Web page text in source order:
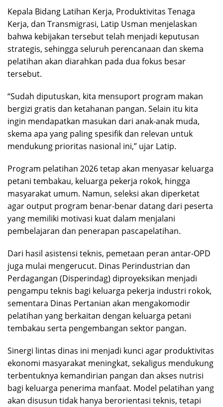
Kepala Bidang Latihan Kerja, Produktivitas Tenaga
Kerja, dan Transmigrasi, Latip Usman menjelaskan
bahwa kebijakan tersebut telah menjadi keputusan
strategis, sehingga seluruh perencanaan dan skema
pelatihan akan diarahkan pada dua fokus besar
tersebut.
“Sudah diputuskan, kita mensuport program makan
bergizi gratis dan ketahanan pangan. Selain itu kita
ingin mendapatkan masukan dari anak-anak muda,
skema apa yang paling spesifik dan relevan untuk
mendukung prioritas nasional ini,” ujar Latip.
Program pelatihan 2026 tetap akan menyasar keluarga
petani tembakau, keluarga pekerja rokok, hingga
masyarakat umum. Namun, seleksi akan diperketat
agar output program benar-benar datang dari peserta
yang memiliki motivasi kuat dalam menjalani
pembelajaran dan penerapan pascapelatihan.
Dari hasil asistensi teknis, pemetaan peran antar-OPD
juga mulai mengerucut. Dinas Perindustrian dan
Perdagangan (Disperindag) diproyeksikan menjadi
pengampu teknis bagi keluarga pekerja industri rokok,
sementara Dinas Pertanian akan mengakomodir
pelatihan yang berkaitan dengan keluarga petani
tembakau serta pengembangan sektor pangan.
Sinergi lintas dinas ini menjadi kunci agar produktivitas
ekonomi masyarakat meningkat, sekaligus mendukung
terbentuknya kemandirian pangan dan akses nutrisi
bagi keluarga penerima manfaat. Model pelatihan yang
akan disusun tidak hanya berorientasi teknis, tetapi